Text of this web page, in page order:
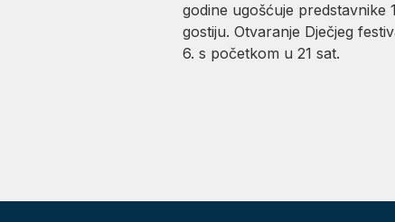
godine ugošćuje predstavnike
gostiju. Otvaranje Dječjeg
6. s početkom u 21 sat.